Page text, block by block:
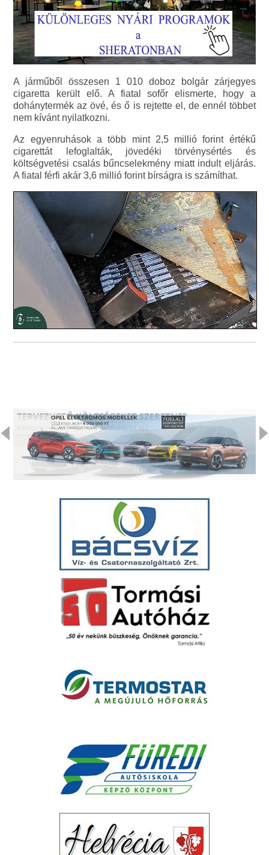
A járműből összesen 1 010 doboz bolgár zárjegyes
cigaretta került elő. A fiatal sofőr elismerte, hogy a
dohánytermék az övé, és ő is rejtette el, de ennél többet
nem kívánt nyilatkozni.
Az egyenruhások a több mint 2,5 millió forint értékű
cigarettát lefoglalták, jövedéki törvénysértés és
költségvetési csalás bűncselekmény miatt indult eljárás.
A fiatal férfi akár 3,6 millió forint bírságra is számíthat.